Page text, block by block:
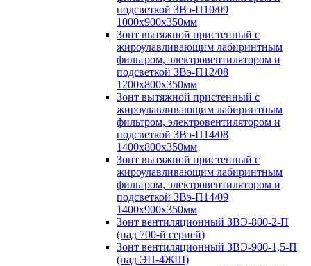
подсветкой ЗВэ-П10/09
1000х900х350мм
Зонт вытяжной пристенный с
жироулавливающим лабиринтным
фильтром, электровентилятором и
подсветкой ЗВэ-П12/08
1200х800х350мм
Зонт вытяжной пристенный с
жироулавливающим лабиринтным
фильтром, электровентилятором и
подсветкой ЗВэ-П14/08
1400х800х350мм
Зонт вытяжной пристенный с
жироулавливающим лабиринтным
фильтром, электровентилятором и
подсветкой ЗВэ-П14/09
1400х900х350мм
Зонт вентиляционный ЗВЭ-800-2-П
(над 700-й серией)
Зонт вентиляционный ЗВЭ-900-1,5-П
(над ЭП-4ЖШ)